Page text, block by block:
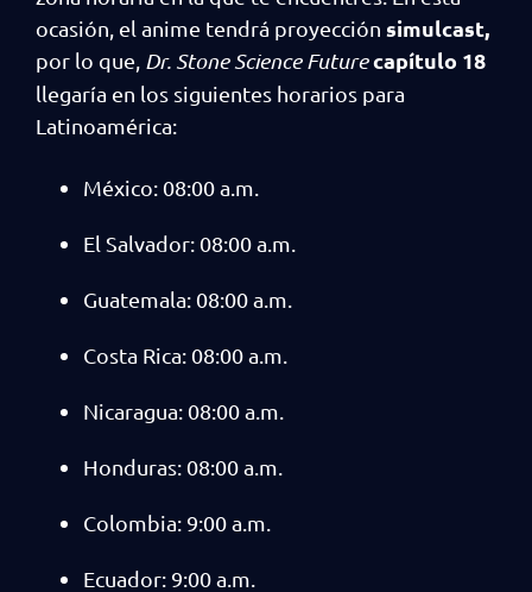
ocasión, el anime tendrá proyección simulcast,
por lo que, Dr. Stone Science Futurecapítulo 18
llegaría en los siguientes horarios para
Latinoamérica:
México: 08:00 a.m.
El Salvador: 08:00 a.m.
Guatemala: 08:00 a.m.
Costa Rica: 08:00 a.m.
Nicaragua: 08:00 a.m.
Honduras: 08:00 a.m.
Colombia: 9:00 a.m.
Ecuador: 9:00 a.m.